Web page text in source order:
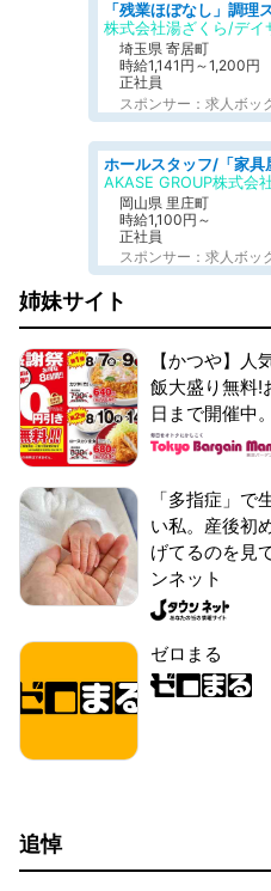
埼玉県 寄居町
時給1,141円～1,200円
正社員
スポンサー：求人ボッ
AKASE GROUP株式会
岡山県 里庄町
時給1,100円～
正社員
スポンサー：求人ボッ
姉妹サイト
【かつや】
飯大盛り無料!
日まで開催中。
「多指症」で
い私。産後初
げてるのを見
ンネット
ゼロまる
追悼